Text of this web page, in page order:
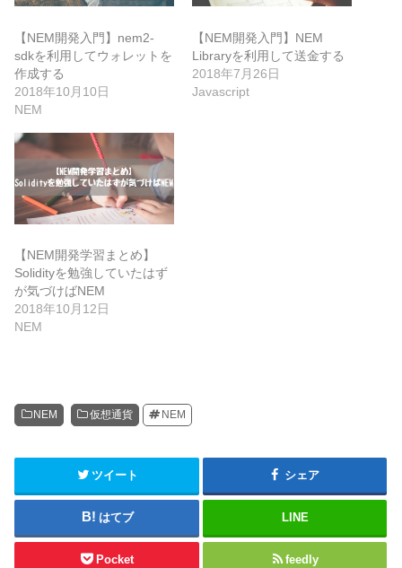
【NEM開発入門】nem2-
sdkを利用してウォレットを
作成する
2018年10月10日
NEM
【NEM開発入門】NEM
Libraryを利用して送金する
2018年7月26日
Javascript
【NEM開発学習まとめ】
Solidityを勉強していたはず
が気づけばNEM
2018年10月12日
NEM
NEM 仮想通貨 NEM
ツイート シェア
はてブ LINE
Pocket feedly